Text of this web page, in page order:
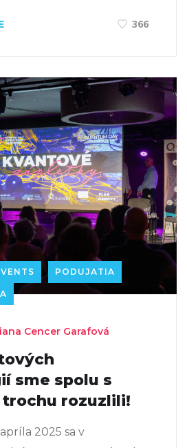
366
PODUJATIA
Cencer Garafová
sme spolu s
rozuzlili!
2025 sa v